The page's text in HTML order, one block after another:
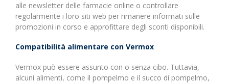
alle newsletter delle farmacie online o controllare
regolarmente i loro siti web per rimanere informati sulle
promozioni in corso e approfittare degli sconti disponibili.
Compatibilità alimentare con Vermox
Vermox può essere assunto con o senza cibo. Tuttavia,
alcuni alimenti, come il pompelmo e il succo di pompelmo,